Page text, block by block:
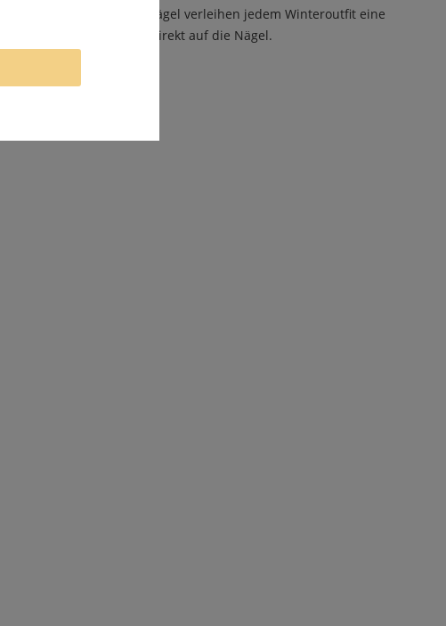
- Schneeflocken Nägel verleihen jedem Winteroutfit eine
der kalten Jahreszeit direkt auf die Nägel.